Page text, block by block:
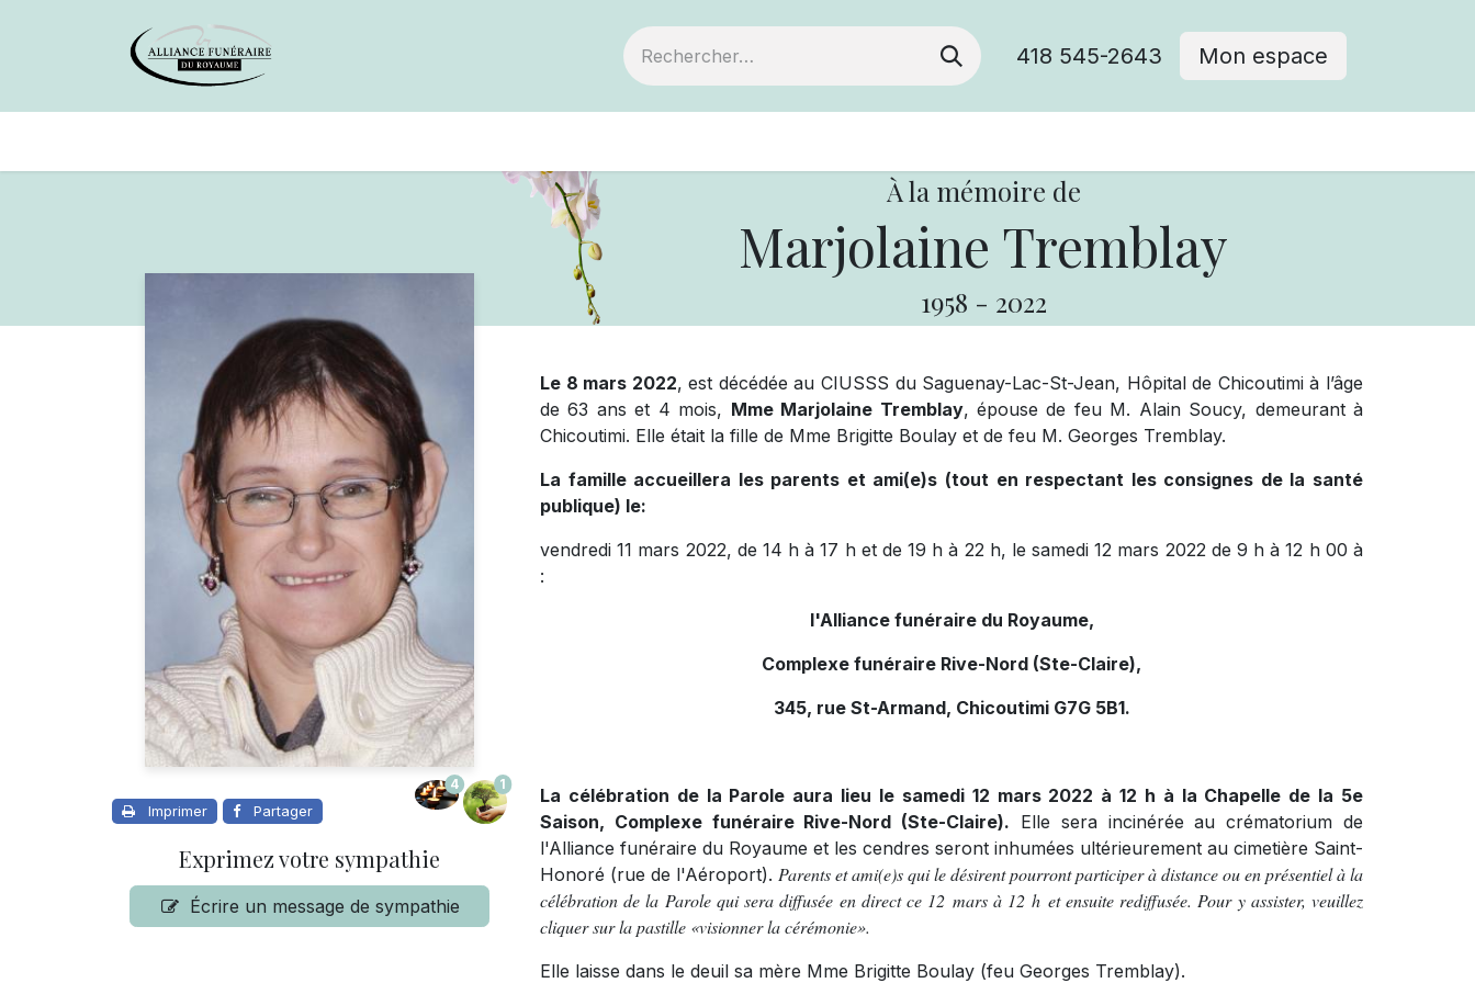
418 545-2643 Mon espace
À la mémoire de
Marjolaine Tremblay
1958 - 2022
Imprimer Partager
4 1
Exprimez votre sympathie
Écrire un message de sympathie
Le 8 mars 2022, est décédée au CIUSSS du Saguenay-Lac-St-Jean, Hôpital de Chicoutimi à l’âge
de 63 ans et 4 mois, Mme Marjolaine Tremblay, épouse de feu M. Alain Soucy, demeurant à
Chicoutimi. Elle était la fille de Mme Brigitte Boulay et de feu M. Georges Tremblay.
La famille accueillera les parents et ami(e)s (tout en respectant les consignes de la santé
publique) le:
vendredi 11 mars 2022, de 14 h à 17 h et de 19 h à 22 h, le samedi 12 mars 2022 de 9 h à 12 h 00 à
:
l'Alliance funéraire du Royaume,
Complexe funéraire Rive-Nord (Ste-Claire),
345, rue St-Armand, Chicoutimi G7G 5B1.
La célébration de la Parole aura lieu le samedi 12 mars 2022 à 12 h à la Chapelle de la 5e
Saison, Complexe funéraire Rive-Nord (Ste-Claire). Elle sera incinérée au crématorium de
l'Alliance funéraire du Royaume et les cendres seront inhumées ultérieurement au cimetière Saint-
Honoré (rue de l'Aéroport). Parents et ami(e)s qui le désirent pourront participer à distance ou en présentiel à la
célébration de la Parole qui sera diffusée en direct ce 12 mars à 12 h et ensuite rediffusée. Pour y assister, veuillez
cliquer sur la pastille «visionner la cérémonie».
Elle laisse dans le deuil sa mère Mme Brigitte Boulay (feu Georges Tremblay).